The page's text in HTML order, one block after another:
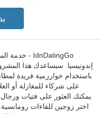
إندونيسيا. سيساعدك هذا
باستخدام خوارزمية فريدة
على شركاء للمغازلة أو
يمكنك العثور على فتيات ورجال
اختر زوجين للقاءات